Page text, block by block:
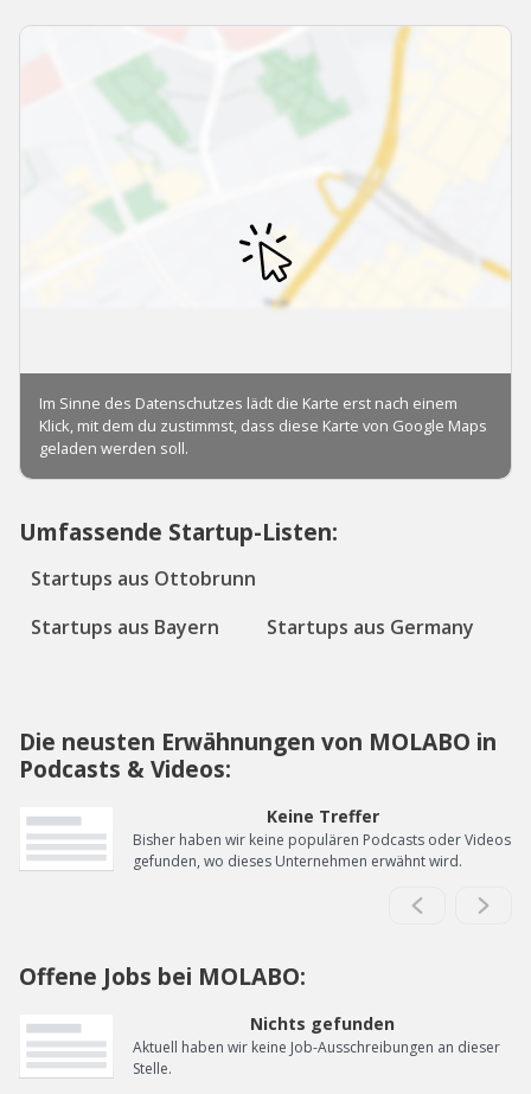
Umfassende Startup-Listen:
Startups aus Ottobrunn
Startups aus Bayern
Startups aus Germany
Die neusten Erwähnungen von MOLABO in
Podcasts & Videos:
Keine Treffer
Bisher haben wir keine populären Podcasts oder Videos
gefunden, wo dieses Unternehmen erwähnt wird.
Offene Jobs bei MOLABO:
Nichts gefunden
Aktuell haben wir keine Job-Ausschreibungen an dieser
Stelle.